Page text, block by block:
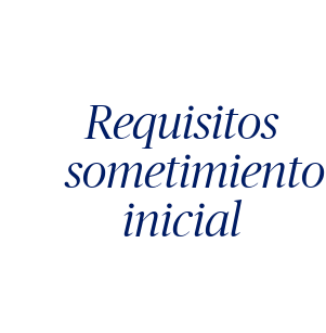
Requisitos
sometimiento
inicial